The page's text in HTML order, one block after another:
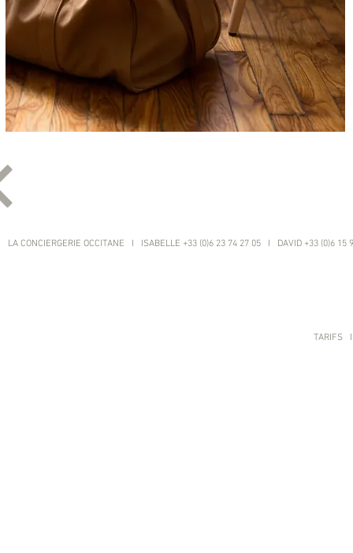
LA CONCIERGERIE OCCITANE I ISABELLE +33 (0)6 23 74 27 05 I DAVID +33 (0)6
TARIFS I